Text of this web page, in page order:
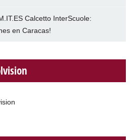
Calcetto InterScuole:
en Caracas!